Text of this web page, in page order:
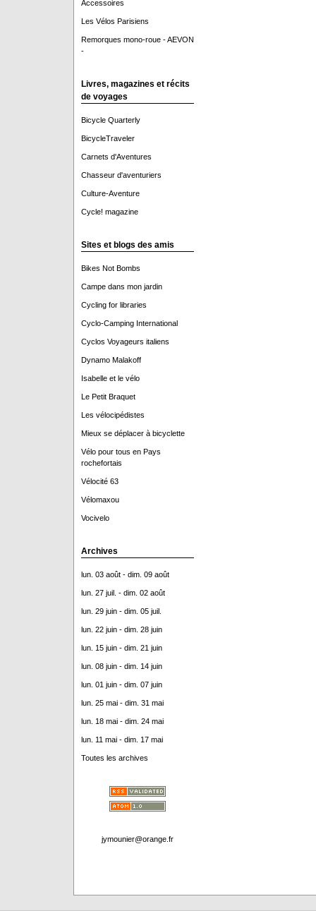
Accessoires
Les Vélos Parisiens
Remorques mono-roue - AEVON
-
Livres, magazines et récits
de voyages
Bicycle Quarterly
BicycleTraveler
Carnets d'Aventures
Chasseur d'aventuriers
Culture-Aventure
Cycle! magazine
Sites et blogs des amis
Bikes Not Bombs
Campe dans mon jardin
Cycling for libraries
Cyclo-Camping International
Cyclos Voyageurs italiens
Dynamo Malakoff
Isabelle et le vélo
Le Petit Braquet
Les vélocipédistes
Mieux se déplacer à bicyclette
Vélo pour tous en Pays
rochefortais
Vélocité 63
Vélomaxou
Vocivelo
Archives
lun. 03 août - dim. 09 août
lun. 27 juil. - dim. 02 août
lun. 29 juin - dim. 05 juil.
lun. 22 juin - dim. 28 juin
lun. 15 juin - dim. 21 juin
lun. 08 juin - dim. 14 juin
lun. 01 juin - dim. 07 juin
lun. 25 mai - dim. 31 mai
lun. 18 mai - dim. 24 mai
lun. 11 mai - dim. 17 mai
Toutes les archives
jymounier@orange.fr